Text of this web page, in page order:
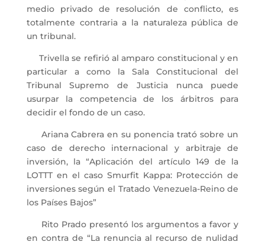
medio privado de resolución de conflicto, es
totalmente contraria a la naturaleza pública de
un tribunal.
Trivella se refirió al amparo constitucional y en
particular a como la Sala Constitucional del
Tribunal Supremo de Justicia nunca puede
usurpar la competencia de los árbitros para
decidir el fondo de un caso.
Ariana Cabrera en su ponencia trató sobre un
caso de derecho internacional y arbitraje de
inversión, la “Aplicación del artículo 149 de la
LOTTT en el caso Smurfit Kappa: Protección de
inversiones según el Tratado Venezuela-Reino de
los Países Bajos”
Rito Prado presentó los argumentos a favor y
en contra de “La renuncia al recurso de nulidad